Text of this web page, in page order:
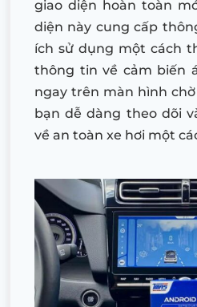
giao diện hoàn toàn
diện này cung cấp
ích sử dụng một cách
thông tin về cảm biến
ngay trên màn hình
bạn dễ dàng theo dõi
về an toàn xe hơi một